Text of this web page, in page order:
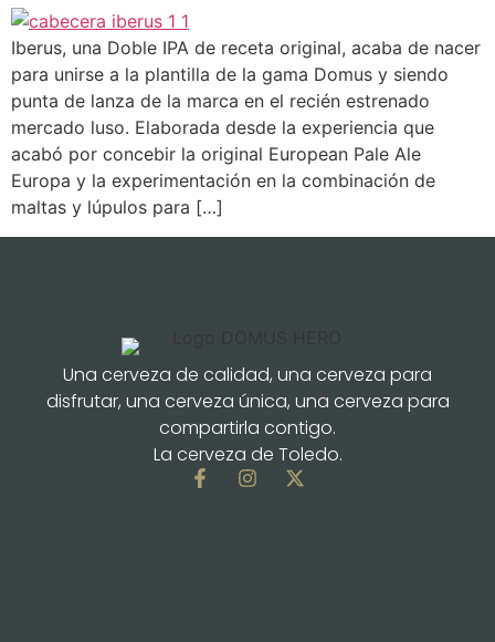
Iberus, una Doble IPA de receta original, acaba de nacer
para unirse a la plantilla de la gama Domus y siendo
punta de lanza de la marca en el recién estrenado
mercado luso. Elaborada desde la experiencia que
acabó por concebir la original European Pale Ale
Europa y la experimentación en la combinación de
maltas y lúpulos para […]
Una cerveza de calidad, una cerveza para
disfrutar, una cerveza única, una cerveza para
compartirla contigo.
La cerveza de Toledo.